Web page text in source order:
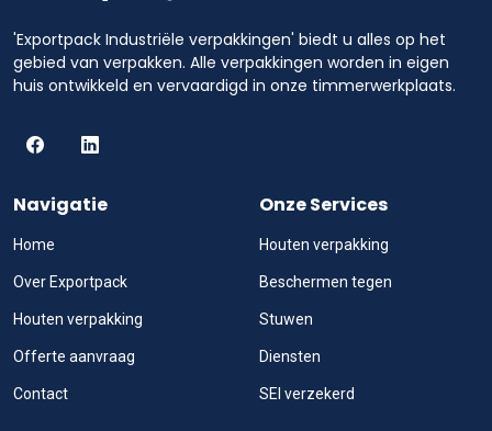
'Exportpack Industriële verpakkingen' biedt u alles op het
gebied van verpakken. Alle verpakkingen worden in eigen
huis ontwikkeld en vervaardigd in onze timmerwerkplaats.
Navigatie
Home
Over Exportpack
Houten verpakking
Offerte aanvraag
Contact
Onze Services
Houten verpakking
Beschermen tegen
Stuwen
Diensten
SEI verzekerd